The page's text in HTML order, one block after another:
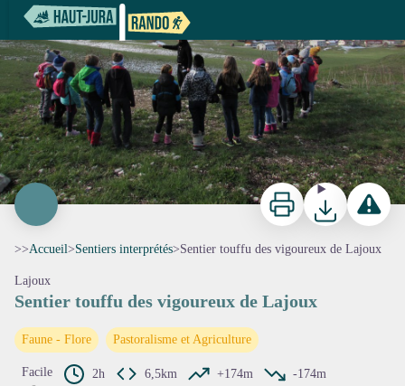
Sentier touffu des vigoureux de Lajoux
Sentier touffu des vigoureux -
Voir l'image en plein écran
ImprimerTéléchargerSignaler
>>Accueil>Sentiers interprétés>Sentier touffu des vigoureux de Lajoux
Lajoux
Sentier touffu des vigoureux de Lajoux
Faune - Flore Pastoralisme et Agriculture
Facile 2h 6,5km +174m
-174m